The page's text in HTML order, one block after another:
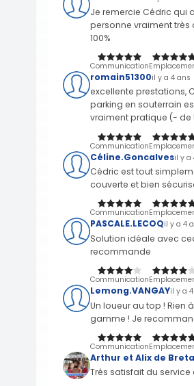
Je remercie Cédric qui
personne vraiment
100%
Communication
romain51300il y a 4 ans
excellente prestations,
parking en souterrain
vraiment pratique (- de
Communication
Céline.Goncalvesil y a
Cédric est tout
couverte et bien
Communication
PASCALE.LECOQil y a 4
Solution idéale avec
recommande
Communication
Lemong.VANGAYil y a
Un loueur au top ! Rien
gamme ! Je
Communication
Arthur et Alix de
Trés satisfait du